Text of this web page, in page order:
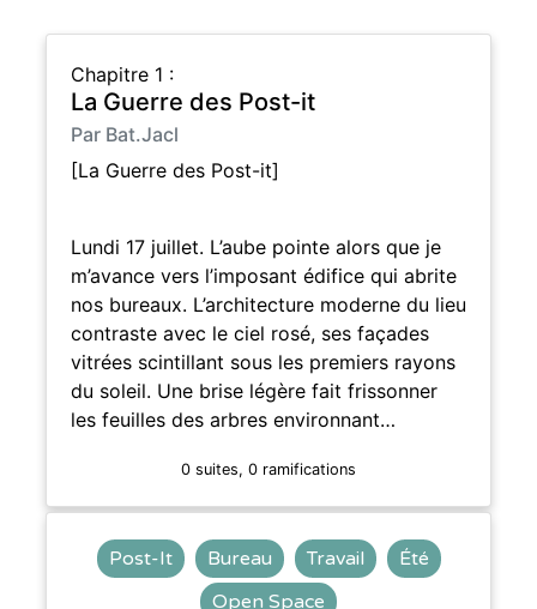
Chapitre 1 :
La Guerre des Post-it
Par Bat.Jacl
[La Guerre des Post-it]
Lundi 17 juillet. L’aube pointe alors que je
m’avance vers l’imposant édifice qui abrite
nos bureaux. L’architecture moderne du lieu
contraste avec le ciel rosé, ses façades
vitrées scintillant sous les premiers rayons
du soleil. Une brise légère fait frissonner
les feuilles des arbres environnant…
0 suites, 0 ramifications
Post-It Bureau Travail
Été
Open Space